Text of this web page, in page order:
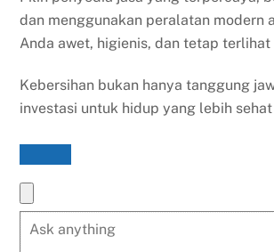
dan menggunakan peralatan modern
Anda awet, higienis, dan tetap
Kebersihan bukan hanya tanggung
investasi untuk hidup yang lebih